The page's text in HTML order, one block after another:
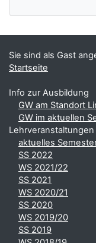
Sie sind als Gast
Startseite
Info zur Ausbildung
GW am Standort
GW im aktuellen
Lehrveranstaltungen
aktuelles
SS 2022
WS 2021/22
SS 2021
WS 2020/21
SS 2020
WS 2019/20
SS 2019